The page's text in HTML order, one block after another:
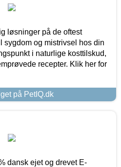
løsninger på de oftest
sygdom og mistrivsel hos din
i naturlige kosttilskud,
recepter. Klik her for
på PetIQ.dk
dansk ejet og drevet E-